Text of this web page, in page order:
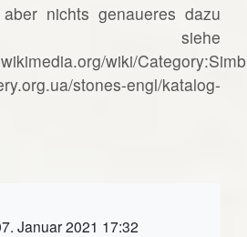
nichts genaueres dazu
siehe
wiki/
stones-engl/katalog-
Januar 2021 17:32